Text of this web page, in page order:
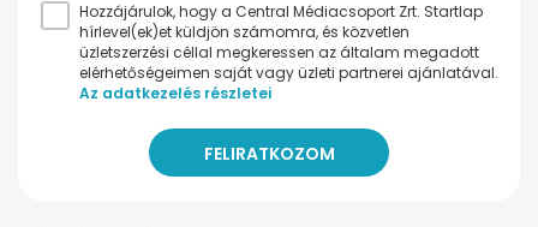
Hozzájárulok, hogy a Central Médiacsoport Zrt. Startlap
hírlevel(ek)et küldjön számomra, és közvetlen
üzletszerzési céllal megkeressen az általam megadott
elérhetőségeimen saját vagy üzleti partnerei ajánlatával.
Az adatkezelés részletei